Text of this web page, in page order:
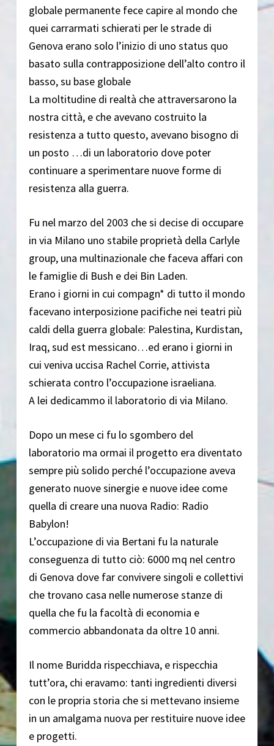
globale permanente fece capire al mondo che
quei carrarmati schierati per le strade di
Genova erano solo l’inizio di uno status quo
basato sulla contrapposizione dell’alto contro il
basso, su base globale
La moltitudine di realtà che attraversarono la
nostra città, e che avevano costruito la
resistenza a tutto questo, avevano bisogno di
un posto …di un laboratorio dove poter
continuare a sperimentare nuove forme di
resistenza alla guerra.
Fu nel marzo del 2003 che si decise di occupare
in via Milano uno stabile proprietà della Carlyle
group, una multinazionale che faceva affari con
le famiglie di Bush e dei Bin Laden.
Erano i giorni in cui compagn* di tutto il mondo
facevano interposizione pacifiche nei teatri più
caldi della guerra globale: Palestina, Kurdistan,
Iraq, sud est messicano…ed erano i giorni in
cui veniva uccisa Rachel Corrie, attivista
schierata contro l’occupazione israeliana.
A lei dedicammo il laboratorio di via Milano.
Dopo un mese ci fu lo sgombero del
laboratorio ma ormai il progetto era diventato
sempre più solido perché l’occupazione aveva
generato nuove sinergie e nuove idee come
quella di creare una nuova Radio: Radio
Babylon!
L’occupazione di via Bertani fu la naturale
conseguenza di tutto ciò: 6000 mq nel centro
di Genova dove far convivere singoli e collettivi
che trovano casa nelle numerose stanze di
quella che fu la facoltà di economia e
commercio abbandonata da oltre 10 anni.
Il nome Buridda rispecchiava, e rispecchia
tutt’ora, chi eravamo: tanti ingredienti diversi
con le propria storia che si mettevano insieme
in un amalgama nuova per restituire nuove idee
e progetti.